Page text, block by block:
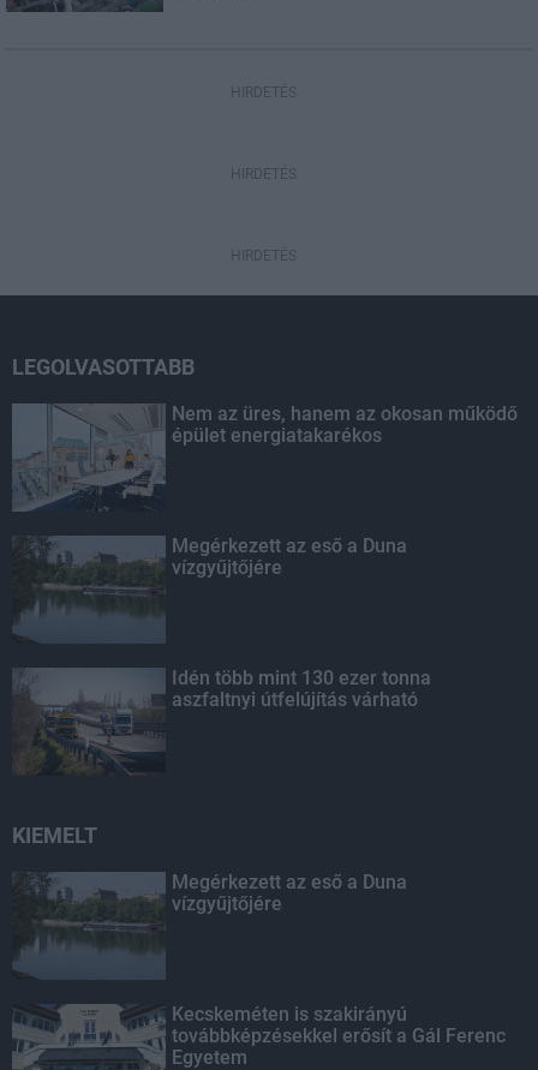
HIRDETÉS
HIRDETÉS
HIRDETÉS
LEGOLVASOTTABB
Nem az üres, hanem az okosan működő
épület energiatakarékos
Megérkezett az eső a Duna
vízgyűjtőjére
Idén több mint 130 ezer tonna
aszfaltnyi útfelújítás várható
KIEMELT
Megérkezett az eső a Duna
vízgyűjtőjére
Kecskeméten is szakirányú
továbbképzésekkel erősít a Gál Ferenc
Egyetem